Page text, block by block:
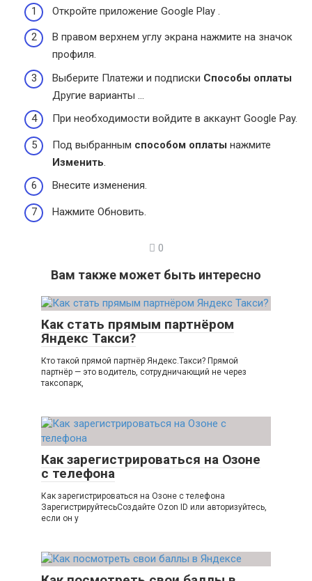
Откройте приложение Google Play .
В правом верхнем углу экрана нажмите на значок
профиля.
Выберите Платежи и подписки Способы оплаты
Другие варианты …
При необходимости войдите в аккаунт Google Pay.
Под выбранным способом оплаты нажмите
Изменить.
Внесите изменения.
Нажмите Обновить.
0
Вам также может быть интересно
Как стать прямым партнёром
Яндекс Такси?
Кто такой прямой партнёр Яндекс.Такси? Прямой
партнёр — это водитель, сотрудничающий не через
таксопарк,
Как зарегистрироваться на Озоне
с телефона
Как зарегистрироваться на Озоне с телефона
ЗарегистрируйтесьСоздайте Ozon ID или авторизуйтесь,
если он у